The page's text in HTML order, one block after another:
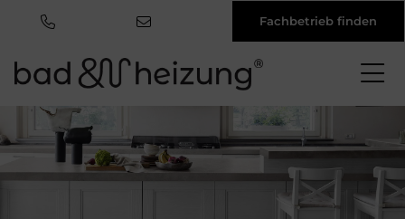
Inhalt
Fachbetrieb finden